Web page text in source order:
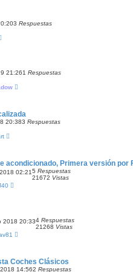
3 Respuestas
21:261 Respuestas
20:383 Respuestas
acondicionado, Primera versión por
02:215 Respuestas
21672 Vistas
2018 20:334 Respuestas
21268 Vistas
Coches Clásicos
14:562 Respuestas